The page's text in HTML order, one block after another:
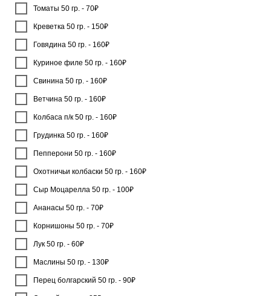
Томаты 50 гр. - 70₽
Креветка 50 гр. - 150₽
Говядина 50 гр. - 160₽
Куриное филе 50 гр. - 160₽
Свинина 50 гр. - 160₽
Ветчина 50 гр. - 160₽
Колбаса п/к 50 гр. - 160₽
Грудинка 50 гр. - 160₽
Пепперони 50 гр. - 160₽
Охотничьи колбаски 50 гр. - 160₽
Сыр Моцарелла 50 гр. - 100₽
Ананасы 50 гр. - 70₽
Корнишоны 50 гр. - 70₽
Лук 50 гр. - 60₽
Маслины 50 гр. - 130₽
Перец болгарский 50 гр. - 90₽